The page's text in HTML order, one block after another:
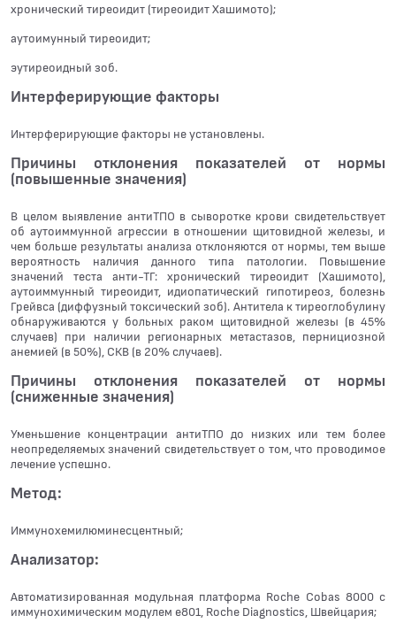
хронический тиреоидит (тиреоидит Хашимото);
аутоимунный тиреоидит;
эутиреоидный зоб.
Интерферирующие факторы
Интерферирующие факторы не установлены.
Причины отклонения показателей от нормы
(повышенные значения)
В целом выявление антиТПО в сыворотке крови свидетельствует
об аутоиммунной агрессии в отношении щитовидной железы, и
чем больше результаты анализа отклоняются от нормы, тем выше
вероятность наличия данного типа патологии. Повышение
значений теста анти-ТГ: хронический тиреоидит (Хашимото),
аутоиммунный тиреоидит, идиопатический гипотиреоз, болезнь
Грейвса (диффузный токсический зоб). Антитела к тиреоглобулину
обнаруживаются у больных раком щитовидной железы (в 45%
случаев) при наличии регионарных метастазов, пернициозной
анемией (в 50%), СКВ (в 20% случаев).
Причины отклонения показателей от нормы
(сниженные значения)
Уменьшение концентрации антиТПО до низких или тем более
неопределяемых значений свидетельствует о том, что проводимое
лечение успешно.
Метод:
Иммунохемилюминесцентный;
Анализатор:
Автоматизированная модульная платформа Roche Cobas 8000 с
иммунохимическим модулем e801, Roche Diagnostics, Швейцария;